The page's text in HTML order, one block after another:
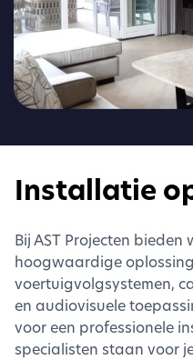
Installatie
Bij AST Projecten bieden
hoogwaardige
voertuigvolgsystemen,
en audiovisuele
voor een professionele
specialisten staan voor